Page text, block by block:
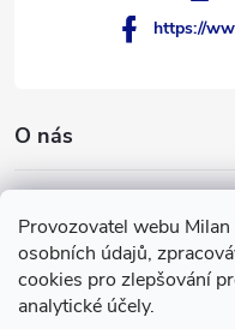
Provozovatel webu
osobních údajů,
cookies pro zlepšování
analytické účely.
O nás
Facebook
https://